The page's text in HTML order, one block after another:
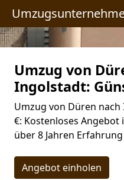
Umzug von
Ingolstadt:
Umzug von Düren
€: Kostenloses
über 8 Jahren Erfahrung
Angebot einholen